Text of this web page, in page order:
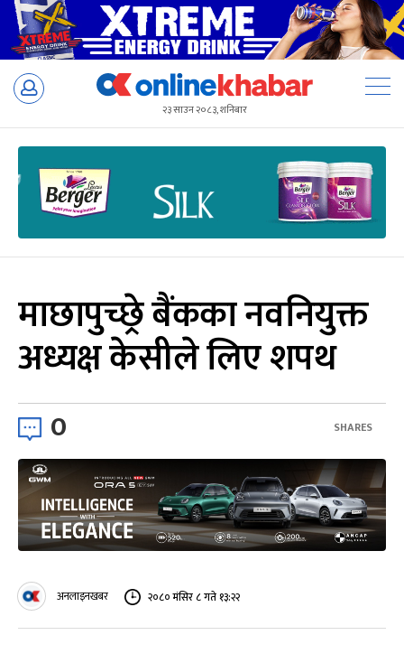
Skip
२३ साउन २०८३, शनिबार
माछापुच्छ्रे बैंकका नवनियुक्त
अध्यक्ष केसीले लिए शपथ
0 SHARES
अनलाइनखबर २०८० मंसिर ८ गते १३:२२